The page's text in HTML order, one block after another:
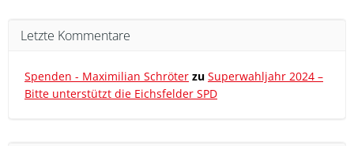
Letzte Kommentare
Spenden - Maximilian Schröter zu Superwahljahr 2024 –
Bitte unterstützt die Eichsfelder SPD